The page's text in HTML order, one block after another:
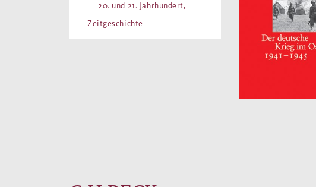
20. und 21. Jahrhundert,
Zeitgeschichte